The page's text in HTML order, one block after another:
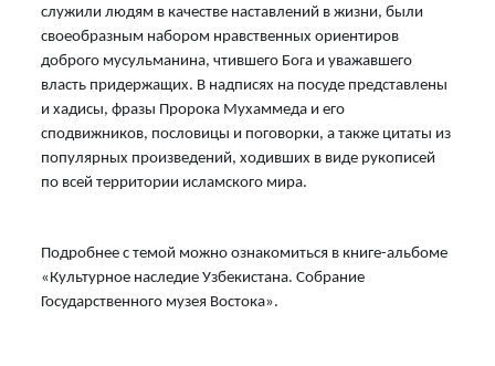
служили людям в качестве наставлений в жизни, были
своеобразным набором нравственных ориентиров
доброго мусульманина, чтившего Бога и уважавшего
власть придержащих. В надписях на посуде представлены
и хадисы, фразы Пророка Мухаммеда и его
сподвижников, пословицы и поговорки, а также цитаты из
популярных произведений, ходивших в виде рукописей
по всей территории исламского мира.
Подробнее с темой можно ознакомиться в книге-альбоме
«Культурное наследие Узбекистана. Собрание
Государственного музея Востока».